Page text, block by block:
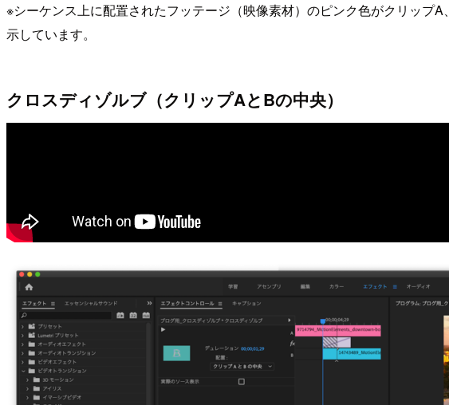
※シーケンス上に配置されたフッテージ（映像素材）のピンク色がクリップ
示しています。
クロスディゾルブ（クリップAとBの中央）